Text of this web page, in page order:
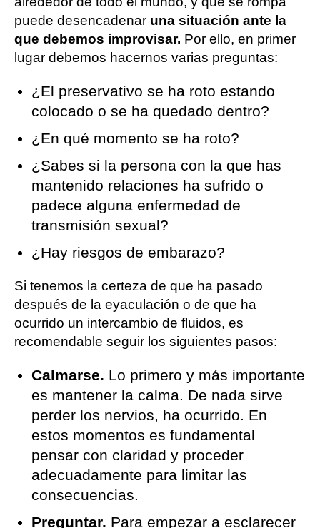
puede desencadenar una situación ante la
que debemos improvisar. Por ello, en primer
lugar debemos hacernos varias preguntas:
¿El preservativo se ha roto estando
colocado o se ha quedado dentro?
¿En qué momento se ha roto?
¿Sabes si la persona con la que has
mantenido relaciones ha sufrido o
padece alguna enfermedad de
transmisión sexual?
¿Hay riesgos de embarazo?
Si tenemos la certeza de que ha pasado
después de la eyaculación o de que ha
ocurrido un intercambio de fluidos, es
recomendable seguir los siguientes pasos:
Calmarse. Lo primero y más importante
es mantener la calma. De nada sirve
perder los nervios, ha ocurrido. En
estos momentos es fundamental
pensar con claridad y proceder
adecuadamente para limitar las
consecuencias.
Preguntar. Para empezar a esclarecer